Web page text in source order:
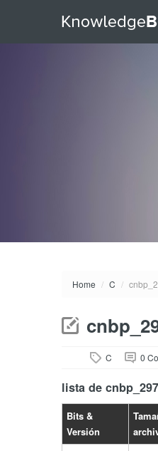
Home / C /
C 0
lista de
Bits &
Versión